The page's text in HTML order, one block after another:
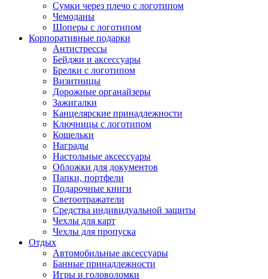
Сумки через плечо с логотипом
Чемоданы
Шоперы с логотипом
Корпоративные подарки
Антистрессы
Бейджи и аксессуары
Брелки с логотипом
Визитницы
Дорожные органайзеры
Зажигалки
Канцелярские принадлежности
Ключницы с логотипом
Кошельки
Награды
Настольные аксессуары
Обложки для документов
Папки, портфели
Подарочные книги
Светоотражатели
Средства индивидуальной защиты
Чехлы для карт
Чехлы для пропуска
Отдых
Автомобильные аксессуары
Банные принадлежности
Игры и головоломки